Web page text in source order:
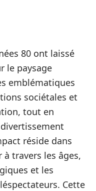
80 ont laissé
le paysage
emblématiques
sociétales et
tout en
réside dans
travers les âges,
et les
Cette